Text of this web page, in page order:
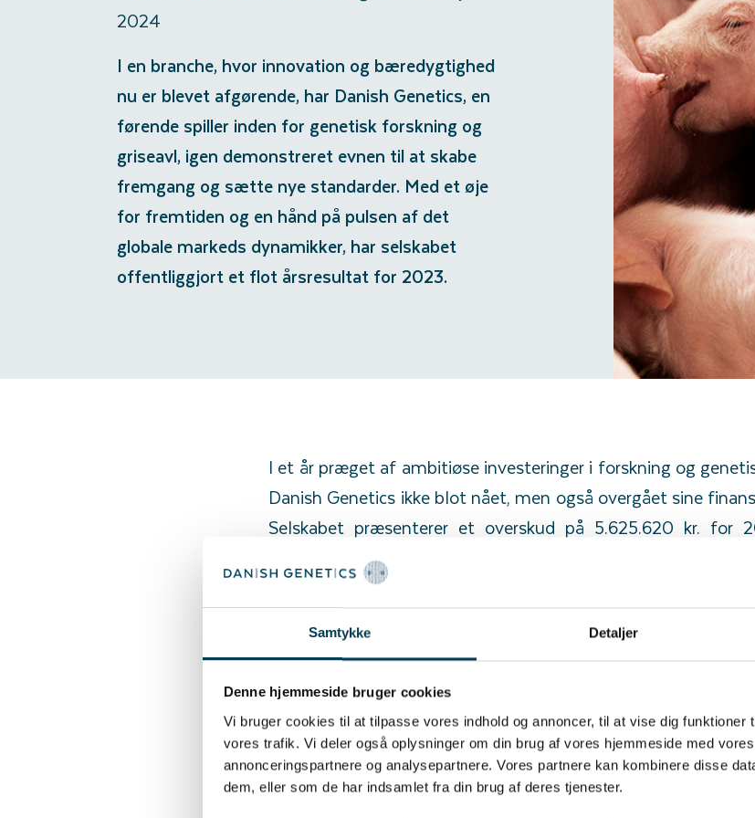
Samtykke Detaljer
Denne hjemmeside bruger cookies
Vi bruger cookies til at tilpasse vores indhold og annoncer, til at vise dig funktioner
vores trafik. Vi deler også oplysninger om din brug af vores hjemmeside med
annonceringspartnere og analysepartnere. Vores partnere kan kombinere disse
dem, eller som de har indsamlet fra din brug af deres tjenester.
2024
I en branche, hvor innovation og bæredygtighed
nu er blevet afgørende, har Danish Genetics, en
førende spiller inden for genetisk forskning og
griseavl, igen demonstreret evnen til at skabe
fremgang og sætte nye standarder. Med et øje
for fremtiden og en hånd på pulsen af det
globale markeds dynamikker, har selskabet
offentliggjort et flot årsresultat for 2023.
I et år præget af ambitiøse investeringer i forskning og
Danish Genetics ikke blot nået, men også overgået sine
Selskabet præsenterer et overskud på 5.625.620 kr. for
betydelig forbedring fra sidste års 1.799.728 kr. Dette
robuste vækststrategi og dets evne til at navigere i et
med succes.
2023 har været et banebrydende år for Danish Genetics.
kun vores finansielle robusthed, men også vores urokkelige
investere i innovation og avlsfremgang," udtaler Jan
"Vores massive investeringer i R&D og genetiske
vores vision om at føre an i branchens revolution mod